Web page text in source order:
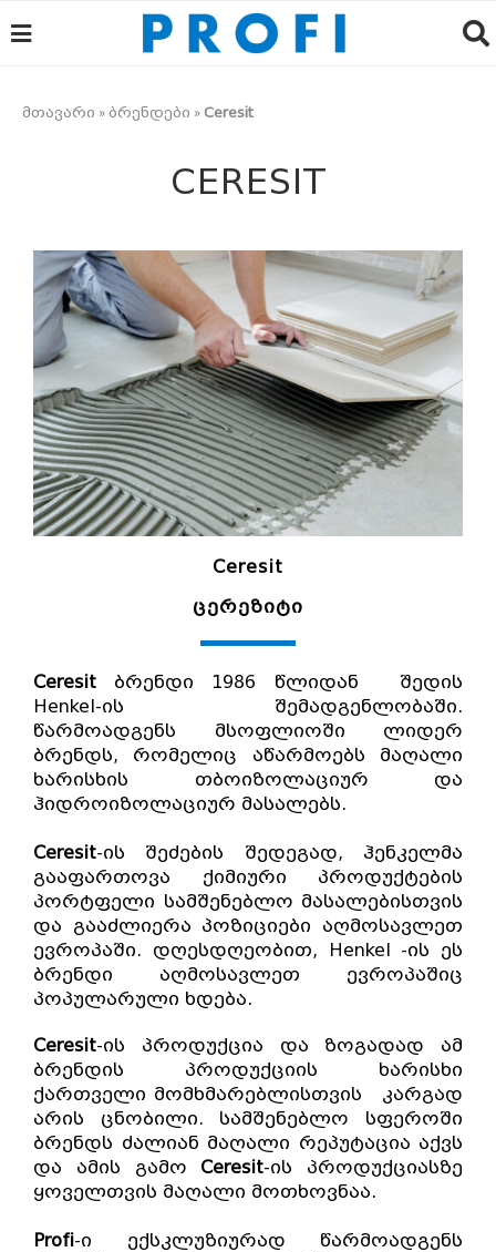
მთავარი » ბრენდები » Ceresit
CERESIT
Ceresit
ცერეზიტი
Ceresit ბრენდი 1986 წლიდან შედის
Henkel-ის შემადგენლობაში.
წარმოადგენს მსოფლიოში ლიდერ
ბრენდს, რომელიც აწარმოებს მაღალი
ხარისხის თბოიზოლაციურ და
ჰიდროიზოლაციურ მასალებს.
Ceresit-ის შეძების შედეგად, ჰენკელმა
გააფართოვა ქიმიური პროდუქტების
პორტფელი სამშენებლო მასალებისთვის
და გააძლიერა პოზიციები აღმოსავლეთ
ევროპაში. დღესდღეობით, Henkel -ის ეს
ბრენდი აღმოსავლეთ ევროპაშიც
პოპულარული ხდება.
Ceresit-ის პროდუქცია და ზოგადად ამ
ბრენდის პროდუქციის ხარისხი
ქართველი მომხმარებლისთვის კარგად
არის ცნობილი. სამშენებლო სფეროში
ბრენდს ძალიან მაღალი რეპუტაცია აქვს
და ამის გამო Ceresit-ის პროდუქციასზე
ყოველთვის მაღალი მოთხოვნაა.
Profi-ი ექსკლუზიურად წარმოადგენს